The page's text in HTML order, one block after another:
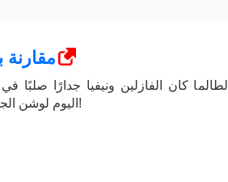
لطالما كان الفازلين ونيفيا جدارًا
اليوم لوشن الجسم نيفيا وفازلين معك لمعرفة أيهما أفضل!